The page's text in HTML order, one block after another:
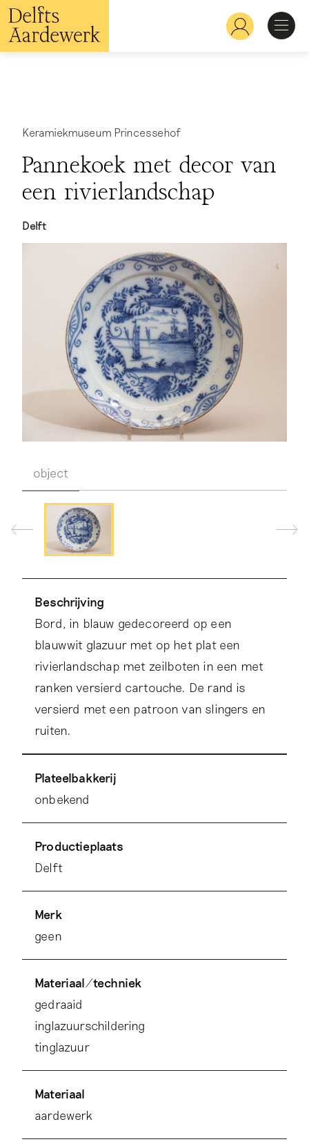
Overslaan
en
naar
de
Hoofdnavigatie
Bekijken
Keramiekmuseum Princessehof
Pannekoek met decor van
een rivierlandschap
Delft
object
Beschrijving
Bord, in blauw gedecoreerd op een
blauwwit glazuur met op het plat een
rivierlandschap met zeilboten in een met
ranken versierd cartouche. De rand is
versierd met een patroon van slingers en
ruiten.
Plateelbakkerij
onbekend
Productieplaats
Delft
Merk
geen
Materiaal/techniek
gedraaid
inglazuurschildering
tinglazuur
Materiaal
aardewerk